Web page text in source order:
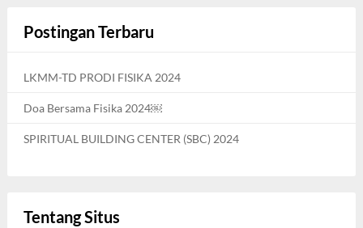
Postingan Terbaru
LKMM-TD PRODI FISIKA 2024
Doa Bersama Fisika 2024￼
SPIRITUAL BUILDING CENTER (SBC) 2024
Tentang Situs